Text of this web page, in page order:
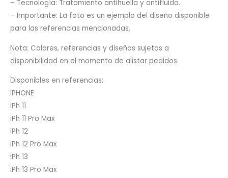
– Tecnología: Tratamiento antihuella y antifluido.
– Importante: La foto es un ejemplo del diseño disponible
para las referencias mencionadas.
Nota: Colores, referencias y diseños sujetos a
disponibilidad en el momento de alistar pedidos.
Disponibles en referencias:
IPHONE
iPh 11
iPh 11 Pro Max
iPh 12
iPh 12 Pro Max
iPh 13
iPh 13 Pro Max